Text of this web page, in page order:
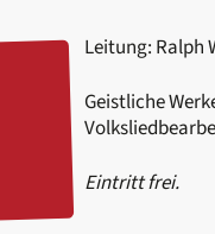
Leitung: Ralph
Geistliche
Eintritt frei.